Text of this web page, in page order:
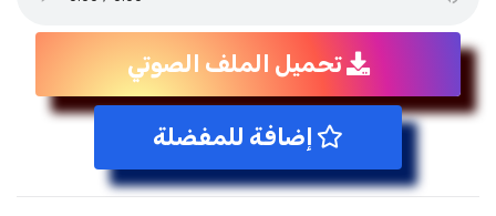
تحميل الملف الصوتي
إضافة للمفضلة